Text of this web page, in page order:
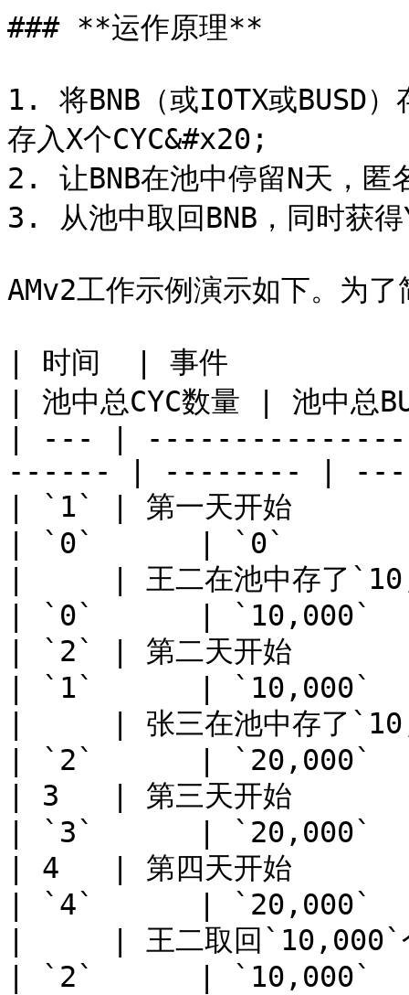
### **运作原理**
1. 将BNB（或IOTX或BUSD）
存入X个CYC&#x20;
2. 让BNB在池中停留N天，匿
3. 从池中取回BNB，同时获
AMv2工作示例演示如下。为
| 时间  | 事件
| 池中总CYC数量 | 池中总
| --- |
------ | -------- |
| `1` | 第一天开始
| `0`      | `0`
|     | 王二在池中存了
| `0`      | `10,000`
| `2` | 第二天开始
| `1`      | `10,000`
|     | 张三在池中存了
| `2`      | `20,000`
| 3   | 第三天开始
| `3`      | `20,000`
| 4   | 第四天开始
| `4`      | `20,000`
|     | 王二取回`10,000`个
| `2`      | `10,000`